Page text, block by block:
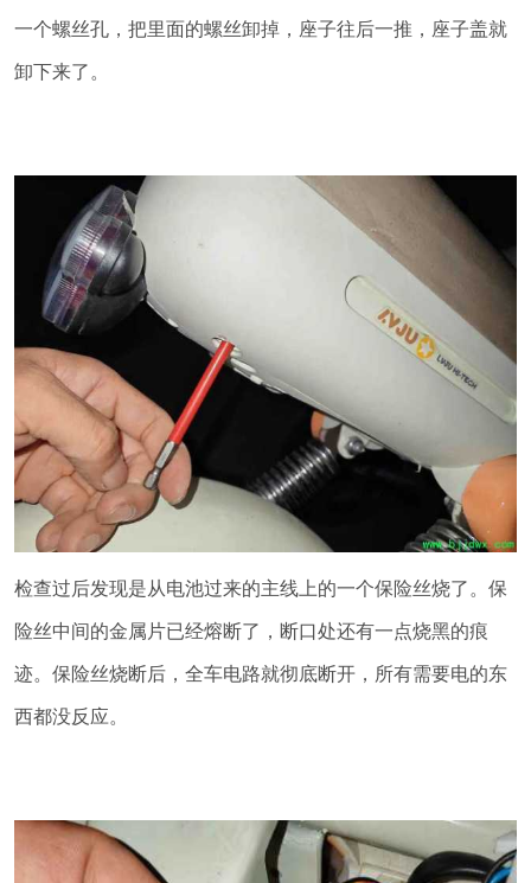
一个螺丝孔，把里面的螺丝卸掉，座子往后一推，座子盖就
卸下来了。
检查过后发现是从电池过来的主线上的一个保险丝烧了。保
险丝中间的金属片已经熔断了，断口处还有一点烧黑的痕
迹。保险丝烧断后，全车电路就彻底断开，所有需要电的东
西都没反应。